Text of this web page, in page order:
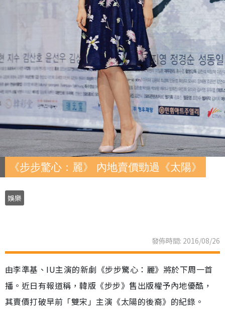
《步步驚心：麗》 內地賣價勁過《太陽》
娛樂
發佈時間: 2016/08/26
由李準基、IU主演的新劇《步步驚心：麗》將於下周一首
播。近日有報道稱，韓版《步步》售出版權予內地優酷，
其賣價打破早前「雙宋」主演《太陽的後裔》的紀錄。